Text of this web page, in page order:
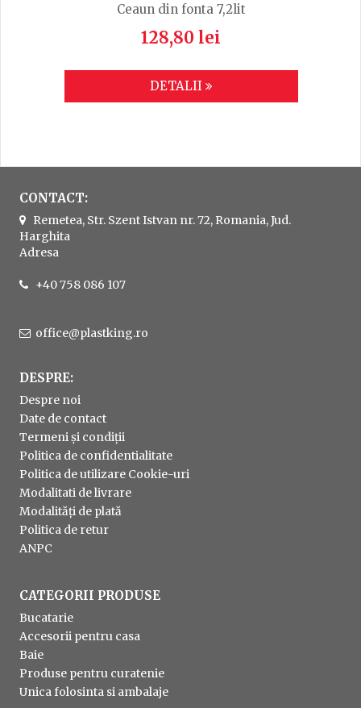
Ceaun din fonta 7,2lit
128,80 lei
DETALII
CONTACT:
Remetea, Str. Szent Istvan nr. 72, Romania, Jud.
Harghita
Adresa
+40 758 086 107
office@plastking.ro
DESPRE:
Despre noi
Date de contact
Termeni și condiții
Politica de confidentialitate
Politica de utilizare Cookie-uri
Modalitati de livrare
Modalități de plată
Politica de retur
ANPC
CATEGORII PRODUSE
Bucatarie
Accesorii pentru casa
Baie
Produse pentru curatenie
Unica folosinta si ambalaje